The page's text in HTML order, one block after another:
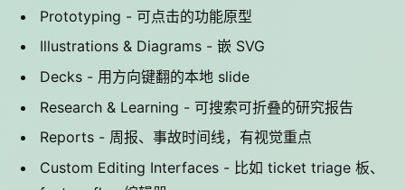
Prototyping - 可点击的功能原型
Illustrations & Diagrams - 嵌 SVG
Decks - 用方向键翻的本地 slide
Research & Learning - 可搜索可折叠的研究报告
Reports - 周报、事故时间线，有视觉重点
Custom Editing Interfaces - 比如 ticket triage 板、